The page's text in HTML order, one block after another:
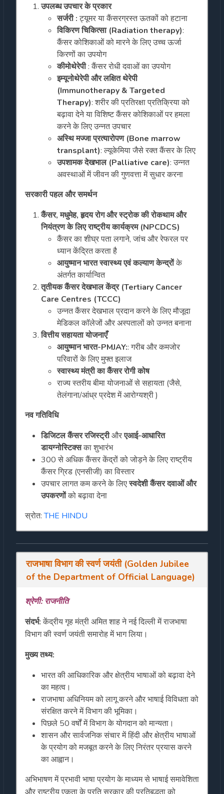
उपलब्ध उपचार के प्रकार
सर्जरी :ट्यूमर या कैंसरग्रस्त ऊतकों को हटाना
विकिरण चिकित्सा (Radiation therapy):
कैंसर कोशिकाओं को मारने के लिए उच्च ऊर्जा
किरणों का उपयोग
कीमोथेरेपी: कैंसर रोधी दवाओं का उपयोग
इम्यूनोथेरेपी और लक्षित थेरेपी
(Immunotherapy & Targeted
Therapy): शरीर की प्रतिरक्षा प्रतिक्रिया को
बढ़ावा देने या विशिष्ट कैंसर कोशिकाओं पर हमला
करने के लिए उन्नत उपचार
अस्थि मज्जा प्रत्यारोपण (Bone marrow
transplant): ल्यूकेमिया जैसे रक्त कैंसर के लिए
उपशामक देखभाल (Palliative care): उन्नत
अवस्थाओं में जीवन की गुणवत्ता में सुधार करना
सरकारी पहल और समर्थन
कैंसर, मधुमेह, हृदय रोग और स्ट्रोक की रोकथाम और
नियंत्रण के लिए राष्ट्रीय कार्यक्रम (NPCDCS)
कैंसर का शीघ्र पता लगाने, जांच और रेफरल पर
ध्यान केंद्रित करता है
आयुष्मान भारत स्वास्थ्य एवं कल्याण केन्द्रोंके
अंतर्गत कार्यान्वित
तृतीयक कैंसर देखभाल केंद्र (Tertiary Cancer
Care Centres (TCCC)
उन्नत कैंसर देखभाल प्रदान करने के लिए मौजूदा
मेडिकल कॉलेजों और अस्पतालों को उन्नत बनाना
वित्तीय सहायता योजनाएँ
आयुष्मान भारत-PMJAY:: गरीब और कमजोर
परिवारों के लिए मुफ्त इलाज
स्वास्थ्य मंत्री का कैंसर रोगी कोष
राज्य स्तरीय बीमा योजनाओं से सहायता (जैसे,
तेलंगाना/आंध्र प्रदेश में आरोग्यश्री )
नव गतिविधि
डिजिटल कैंसर रजिस्ट्रीऔरएआई-आधारित
डायग्नोस्टिक्सका शुभारंभ
300 से अधिक कैंसर केंद्रों को जोड़ने के लिए राष्ट्रीय
कैंसर ग्रिड (एनसीजी) का विस्तार
उपचार लागत कम करने के लिएस्वदेशी कैंसर दवाओं और
उपकरणोंको बढ़ावा देना
स्रोत:THE HINDU
राजभाषा विभाग की स्वर्ण जयंती (Golden Jubilee
of the Department of Official Language)
श्रेणी: राजनीति
संदर्भ:केंद्रीय गृह मंत्री अमित शाह ने नई दिल्ली में राजभाषा
विभाग की स्वर्ण जयंती समारोह में भाग लिया।
मुख्य तथ्य:
भारत की आधिकारिक और क्षेत्रीय भाषाओं को बढ़ावा देने
का महत्व।
राजभाषा अधिनियम को लागू करने और भाषाई विविधता को
संरक्षित करने में विभाग की भूमिका।
पिछले 50 वर्षों में विभाग के योगदान को मान्यता।
शासन और सार्वजनिक संचार में हिंदी और क्षेत्रीय भाषाओं
के प्रयोग को मजबूत करने के लिए निरंतर प्रयास करने
का आह्वान।
अभिभाषण में प्रभावी भाषा प्रयोग के माध्यम से भाषाई समावेशिता